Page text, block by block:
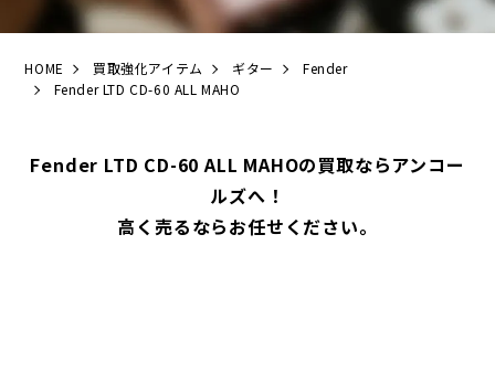
HOME 買取強化アイテム ギター
Fender
Fender LTD CD-60 ALL MAHO
Fender LTD CD-60 ALL MAHOの買取ならアンコー
ルズへ！
高く売るならお任せください。